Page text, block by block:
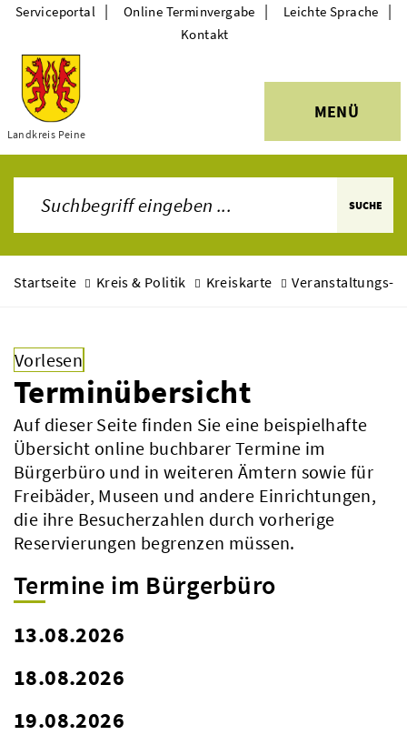
Themen
Landkreis Peine
MENÜ
Serviceportal | Online Terminvergabe | Leichte Sprache |
Kontakt
SUCHE
Startseite Kreis & Politik Kreiskarte Veranstaltungs-
Vorlesen
Terminübersicht
Auf dieser Seite finden Sie eine beispielhafte
Übersicht online buchbarer Termine im
Bürgerbüro und in weiteren Ämtern sowie für
Freibäder, Museen und andere Einrichtungen,
die ihre Besucherzahlen durch vorherige
Reservierungen begrenzen müssen.
Termine im Bürgerbüro
13.08.2026
18.08.2026
19.08.2026